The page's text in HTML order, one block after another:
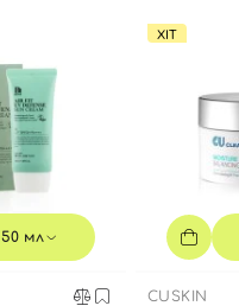
50 мл
ХІТ
CUSKIN